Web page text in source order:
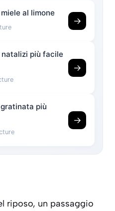
al limone
→
più facile
→
più
→
riposo, un passaggio